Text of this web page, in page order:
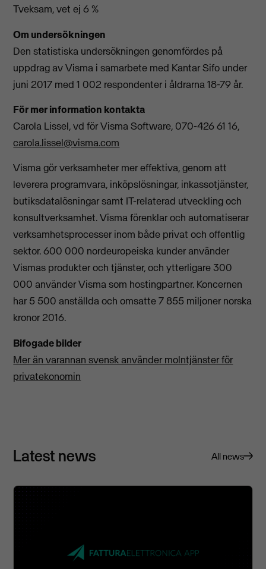
Tveksam, vet ej 6 %
Om undersökningen
Den statistiska undersökningen genomfördes på
uppdrag av Visma i samarbete med Kantar Sifo under
juni 2017 med 1 002 respondenter i åldrarna 18-79 år.
För mer information kontakta
Carola Lissel, vd för Visma Software, 070-426 61 16,
carola.lissel@visma.com
Visma gör verksamheter mer effektiva, genom att
leverera programvara, inköpslösningar, inkassotjänster,
butiksdatalösningar samt IT-relaterad utveckling och
konsultverksamhet. Visma förenklar och automatiserar
verksamhetsprocesser inom både privat och offentlig
sektor. 600 000 nordeuropeiska kunder använder
Vismas produkter och tjänster, och ytterligare 300
000 använder Visma som hostingpartner. Koncernen
har 5 500 anställda och omsatte 7 855 miljoner norska
kronor 2016.
Bifogade bilder
Mer än varannan svensk använder molntjänster för
privatekonomin
Latest news All news